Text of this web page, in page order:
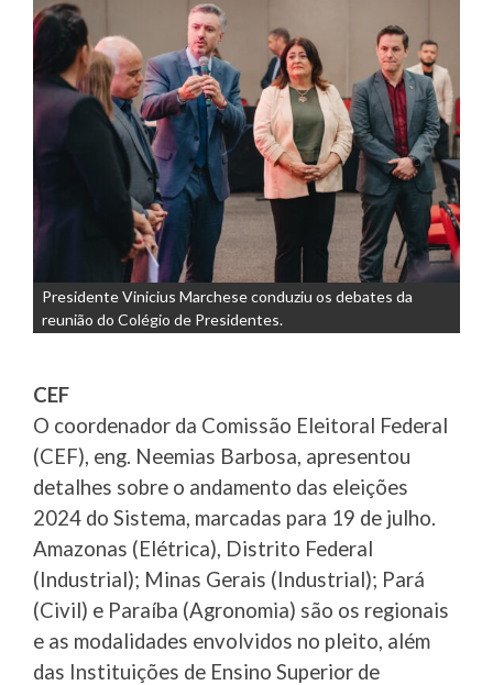
Presidente Vinicius Marchese conduziu os debates da
reunião do Colégio de Presidentes.
CEF
O coordenador da Comissão Eleitoral Federal
(CEF), eng. Neemias Barbosa, apresentou
detalhes sobre o andamento das eleições
2024 do Sistema, marcadas para 19 de julho.
Amazonas (Elétrica), Distrito Federal
(Industrial); Minas Gerais (Industrial); Pará
(Civil) e Paraíba (Agronomia) são os regionais
e as modalidades envolvidos no pleito, além
das Instituições de Ensino Superior de